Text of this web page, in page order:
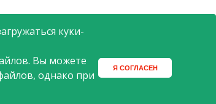
куки-
Вы можете
однако при
Я СОГЛАСЕН